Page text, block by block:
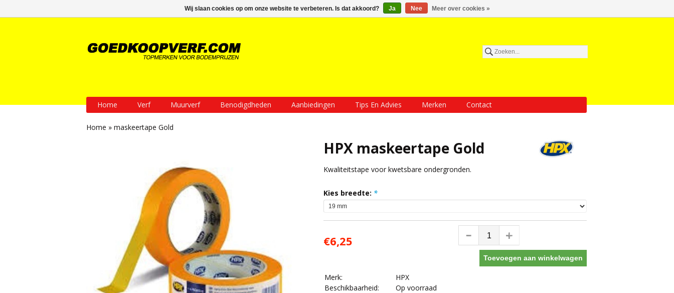
Inloggen Een account aanmaken Mijn winkelwagen €0,00
Home Verf Muurverf Benodigdheden Aanbiedingen Tips En Advies Merken Contact
Home » maskeertape Gold
HPX maskeertape Gold
Kwaliteitstape voor kwetsbare ondergronden.
Kies breedte: *
€6,25
Toevoegen aan winkelwagen
Merk:
HPX
Beschikbaarheid:
Op voorraad
Wij slaan cookies op om onze website te verbeteren. Is dat akkoord? Ja Nee Meer over cookies »